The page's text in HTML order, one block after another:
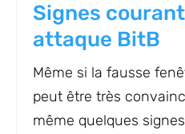
Signes
attaque BitB
Même si la fausse
peut être très
même quelques